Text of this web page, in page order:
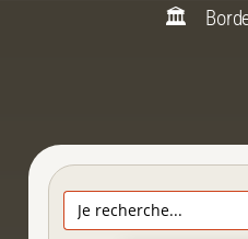
🏛️
Search
for: